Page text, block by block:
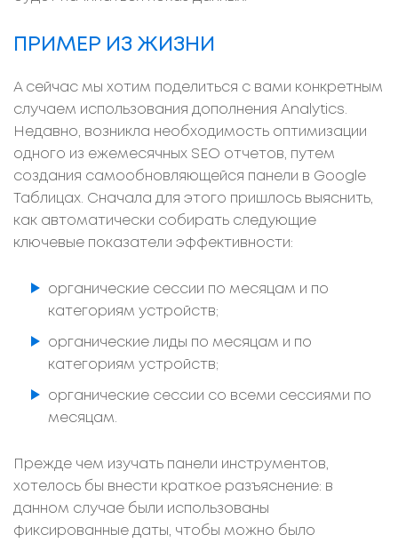
ПРИМЕР ИЗ ЖИЗНИ
А сейчас мы хотим поделиться с вами конкретным
случаем использования дополнения Analytics.
Недавно, возникла необходимость оптимизации
одного из ежемесячных SEO отчетов, путем
создания самообновляющейся панели в Google
Таблицах. Сначала для этого пришлось выяснить,
как автоматически собирать следующие
ключевые показатели эффективности:
органические сессии по месяцам и по
категориям устройств;
органические лиды по месяцам и по
категориям устройств;
органические сессии со всеми сессиями по
месяцам.
Прежде чем изучать панели инструментов,
хотелось бы внести краткое разъяснение: в
данном случае были использованы
фиксированные даты, чтобы можно было